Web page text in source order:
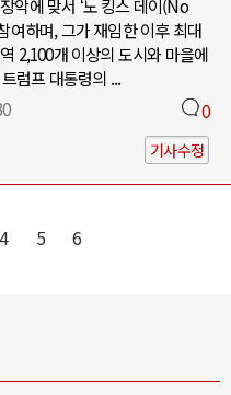
악에 맞서 ‘노 킹스 데이(No
여하며, 그가 재임한 이후 최대
2,100개 이상의 도시와 마을에
럼프 대통령의 ...
0
기사수정
4 5 6